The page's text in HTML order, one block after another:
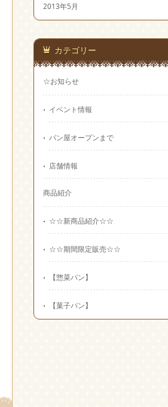
2013年5月
カテゴリー
☆お知らせ
イベント情報
パン屋オープンまで
店舗情報
商品紹介
☆☆新商品紹介☆☆
☆☆期間限定販売☆☆
【惣菜パン】
【菓子パン】